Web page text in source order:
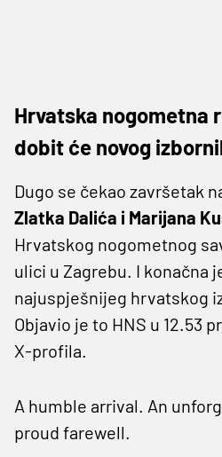
Hrvatska nogometna
dobit će novog
Dugo se čekao završetak
Zlatka Dalića i Marijana
Hrvatskog nogometnog
ulici u Zagrebu. I konačna
najuspješnijeg hrvatskog
Objavio je to HNS u 12.53
X-profila.
A humble arrival. An
proud farewell.